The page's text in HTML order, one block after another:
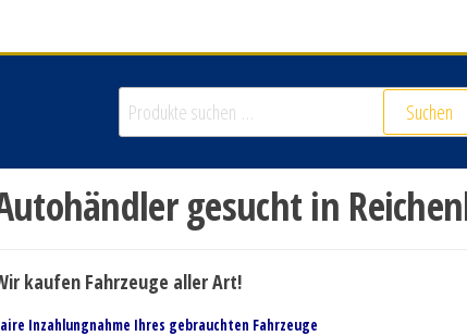
Suchen
gesucht in
kaufen Fahrzeuge aller Art!
Inzahlungnahme Ihres gebrauchten Fahrzeuge